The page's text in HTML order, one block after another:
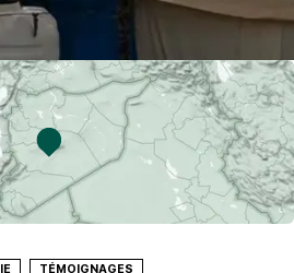
TÉMOIGNAGES